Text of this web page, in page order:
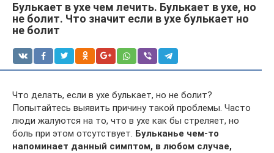
Булькает в ухе чем лечить. Булькает в ухе, но
не болит. Что значит если в ухе булькает но
не болит
Что делать, если в ухе булькает, но не болит?
Попытайтесь выявить причину такой проблемы. Часто
люди жалуются на то, что в ухе как бы стреляет, но
боль при этом отсутствует. Бульканье чем-то
напоминает данный симптом, в любом случае,